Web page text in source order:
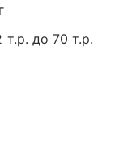
т.р. до 70 т.р.